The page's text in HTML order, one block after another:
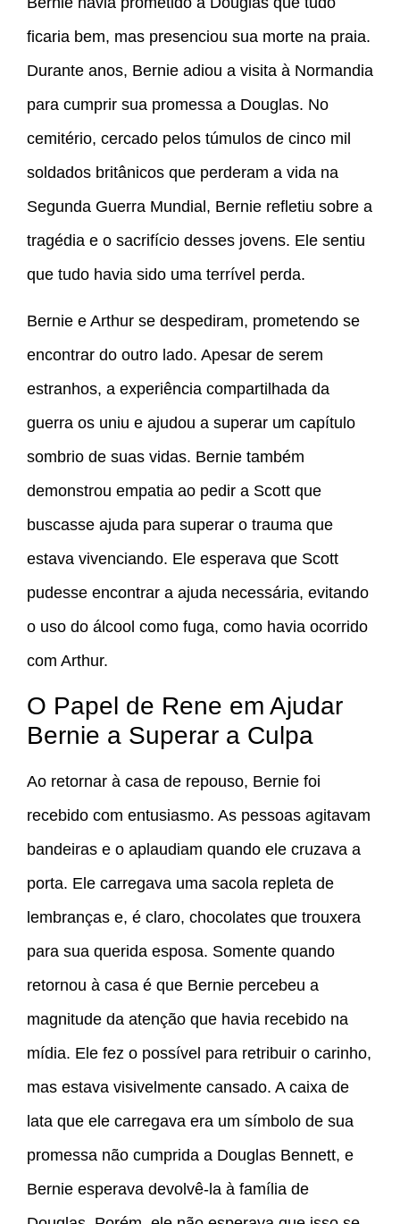
ficaria bem, mas presenciou sua morte na praia.
Durante anos, Bernie adiou a visita à Normandia
para cumprir sua promessa a Douglas. No
cemitério, cercado pelos túmulos de cinco mil
soldados britânicos que perderam a vida na
Segunda Guerra Mundial, Bernie refletiu sobre a
tragédia e o sacrifício desses jovens. Ele sentiu
que tudo havia sido uma terrível perda.
Bernie e Arthur se despediram, prometendo se
encontrar do outro lado. Apesar de serem
estranhos, a experiência compartilhada da
guerra os uniu e ajudou a superar um capítulo
sombrio de suas vidas. Bernie também
demonstrou empatia ao pedir a Scott que
buscasse ajuda para superar o trauma que
estava vivenciando. Ele esperava que Scott
pudesse encontrar a ajuda necessária, evitando
o uso do álcool como fuga, como havia ocorrido
com Arthur.
O Papel de Rene em Ajudar
Bernie a Superar a Culpa
Ao retornar à casa de repouso, Bernie foi
recebido com entusiasmo. As pessoas agitavam
bandeiras e o aplaudiam quando ele cruzava a
porta. Ele carregava uma sacola repleta de
lembranças e, é claro, chocolates que trouxera
para sua querida esposa. Somente quando
retornou à casa é que Bernie percebeu a
magnitude da atenção que havia recebido na
mídia. Ele fez o possível para retribuir o carinho,
mas estava visivelmente cansado. A caixa de
lata que ele carregava era um símbolo de sua
promessa não cumprida a Douglas Bennett, e
Bernie esperava devolvê-la à família de